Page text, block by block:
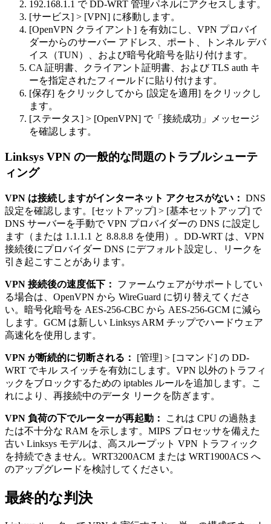
192.168.1.1 で DD-WRT 管理パネルにアクセスします。
[サービス] > [VPN] に移動します。
[OpenVPN クライアント] を有効にし、VPN プロバイ
ダーからのサーバー アドレス、ポート、トンネル デバ
イス（TUN）、および暗号化暗号を貼り付けます。
CA 証明書、クライアント証明書、および TLS auth キ
ーを指定されたフィールドに貼り付けます。
[保存] をクリックしてから [設定を適用] をクリックし
ます。
[ステータス] > [OpenVPN] で「接続成功」メッセージ
を確認します。
Linksys VPN の一般的な問題のトラブルシューテ
ィング
VPN は接続しますがインターネット アクセスがない： DNS
設定を確認します。[セットアップ] > [基本セットアップ] で
DNS サーバーを手動で VPN プロバイダーの DNS に設定し
ます（または 1.1.1.1 と 8.8.8.8 を使用）。DD-WRT は、VPN
接続後にプロバイダー DNS にデフォルト設定し、リークを
引き起こすことがあります。
VPN 接続後の速度低下：
ファームウェアがサポートしてい
る場合は、OpenVPN から WireGuard に切り替えてくださ
い。暗号化暗号を AES-256-CBC から AES-256-GCM に減ら
します。GCM は新しい Linksys ARM チップでハードウェア
高速化を使用します。
VPN が断続的に切断される：
[管理] > [コマンド] の DD-
WRT でキル スイッチを有効にします。VPN 以外のトラフィ
ックをブロックするための iptables ルールを追加します。こ
れにより、再接続中のデータ リークを防ぎます。
VPN 負荷の下でルーターが再起動：
これは CPU の過熱ま
たは不十分な RAM を示します。MIPS プロセッサを備えた
古い Linksys モデルは、高スループット VPN トラフィック
を持続できません。WRT3200ACM または WRT1900ACS へ
のアップグレードを検討してください。
最終的な判決